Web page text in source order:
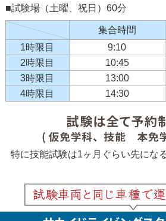
■試験場（土曜、祝日）60分
集合時間
1時限目
9:10
2時限目
10:45
3時限目
13:00
4時限目
14:30
特に技能試験は1ヶ月ぐらい先にな